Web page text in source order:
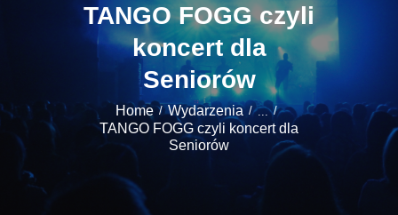
TANGO FOGG czyli
koncert dla
Seniorów
Home Wydarzenia ...
TANGO FOGG czyli koncert dla
Seniorów